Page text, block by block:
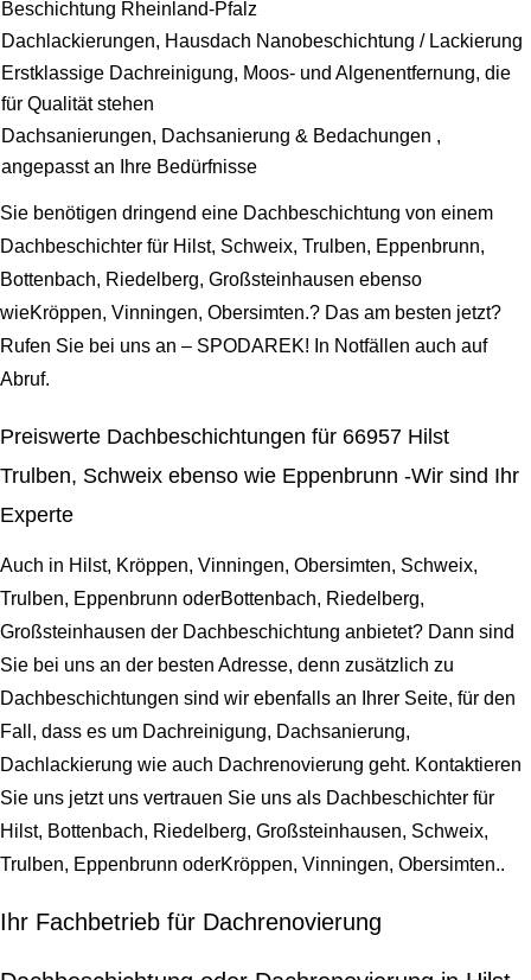
Beschichtung Rheinland-Pfalz
Dachlackierungen, Hausdach Nanobeschichtung / Lackierung
Erstklassige Dachreinigung, Moos- und Algenentfernung, die
für Qualität stehen
Dachsanierungen, Dachsanierung & Bedachungen ,
angepasst an Ihre Bedürfnisse
Sie benötigen dringend eine Dachbeschichtung von einem
Dachbeschichter für Hilst, Schweix, Trulben, Eppenbrunn,
Bottenbach, Riedelberg, Großsteinhausen ebenso
wieKröppen, Vinningen, Obersimten.? Das am besten jetzt?
Rufen Sie bei uns an – SPODAREK! In Notfällen auch auf
Abruf.
Preiswerte Dachbeschichtungen für 66957 Hilst
Trulben, Schweix ebenso wie Eppenbrunn -Wir sind Ihr
Experte
Auch in Hilst, Kröppen, Vinningen, Obersimten, Schweix,
Trulben, Eppenbrunn oderBottenbach, Riedelberg,
Großsteinhausen der Dachbeschichtung anbietet? Dann sind
Sie bei uns an der besten Adresse, denn zusätzlich zu
Dachbeschichtungen sind wir ebenfalls an Ihrer Seite, für den
Fall, dass es um Dachreinigung, Dachsanierung,
Dachlackierung wie auch Dachrenovierung geht. Kontaktieren
Sie uns jetzt uns vertrauen Sie uns als Dachbeschichter für
Hilst, Bottenbach, Riedelberg, Großsteinhausen, Schweix,
Trulben, Eppenbrunn oderKröppen, Vinningen, Obersimten..
Ihr Fachbetrieb für Dachrenovierung